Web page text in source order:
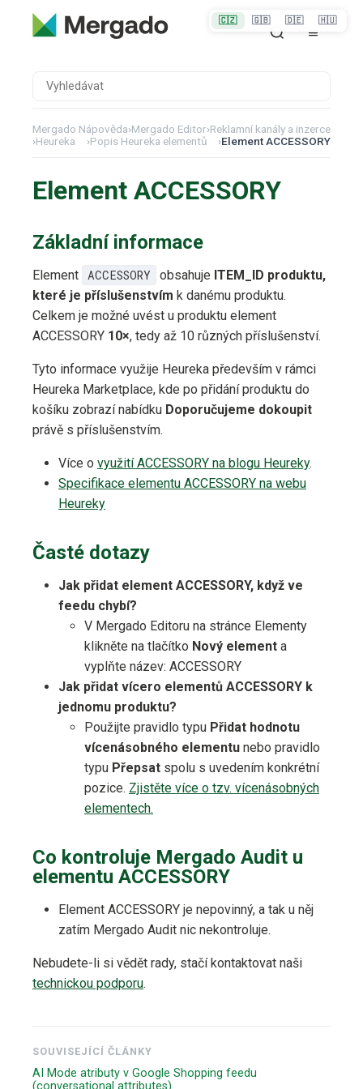
Mergado Nápověda›Mergado Editor›Reklamní kanály a inzerce
›Heureka ›Popis Heureka elementů ›Element ACCESSORY
Element ACCESSORY
Základní informace
Element ACCESSORY obsahuje ITEM_ID produktu,
které je příslušenstvím k danému produktu.
Celkem je možné uvést u produktu element
ACCESSORY 10×, tedy až 10 různých příslušenství.
Tyto informace využije Heureka především v rámci
Heureka Marketplace, kde po přidání produktu do
košíku zobrazí nabídku Doporučujeme dokoupit
právě s příslušenstvím.
Více o využití ACCESSORY na blogu Heureky.
Specifikace elementu ACCESSORY na webu
Heureky
Časté dotazy
Jak přidat element ACCESSORY, když ve
feedu chybí?
V Mergado Editoru na stránce Elementy
klikněte na tlačítko Nový element a
vyplňte název: ACCESSORY
Jak přidat vícero elementů ACCESSORY k
jednomu produktu?
Použijte pravidlo typu Přidat hodnotu
vícenásobného elementu nebo pravidlo
typu Přepsat spolu s uvedením konkrétní
pozice. Zjistěte více o tzv. vícenásobných
elementech.
Co kontroluje Mergado Audit u
elementu ACCESSORY
Element ACCESSORY je nepovinný, a tak u něj
zatím Mergado Audit nic nekontroluje.
Nebudete-li si vědět rady, stačí kontaktovat naši
technickou podporu.
SOUVISEJÍCÍ ČLÁNKY
AI Mode atributy v Google Shopping feedu
🇨🇿 🇬🇧 🇩🇪 🇭🇺